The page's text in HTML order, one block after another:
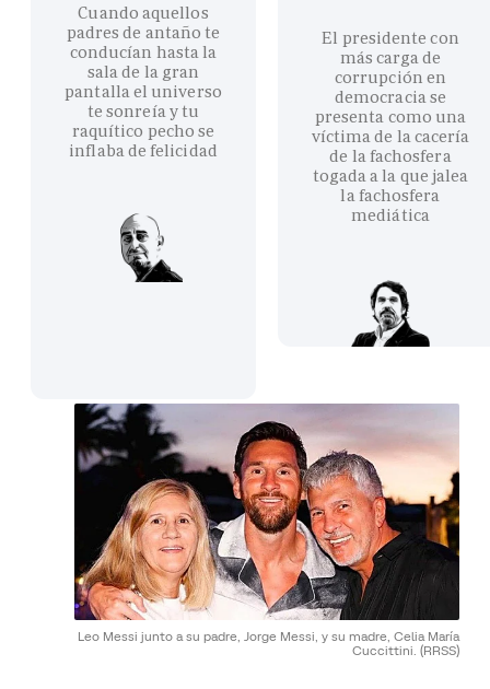
Cuando aquellos
padres de antaño te
conducían hasta la
sala de la gran
pantalla el universo
te sonreía y tu
raquítico pecho se
inflaba de felicidad
El presidente con
más carga de
corrupción en
democracia se
presenta como una
víctima de la cacería
de la fachosfera
togada a la que jalea
la fachosfera
mediática
Leo Messi junto a su padre, Jorge Messi, y su madre, Celia María
Cuccittini. (RRSS)